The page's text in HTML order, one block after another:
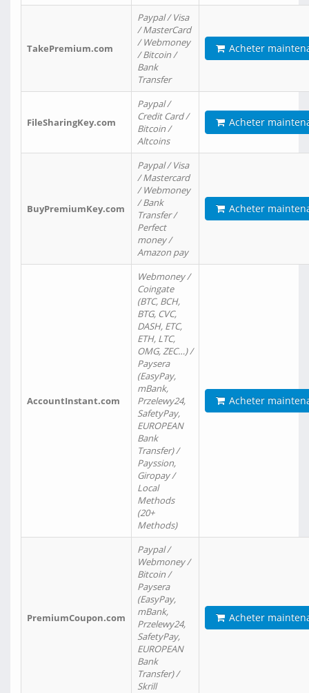
TakePremium.com
Paypal / Visa
/ MasterCard
/ Webmoney
/ Bitcoin /
Bank
Transfer
Acheter
FileSharingKey.com
Paypal /
Credit Card /
Bitcoin /
Altcoins
Acheter
BuyPremiumKey.com
Paypal / Visa
/ Mastercard
/ Webmoney
/ Bank
Transfer /
Perfect
money /
Amazon pay
Acheter
AccountInstant.com
Webmoney /
Coingate
(BTC, BCH,
BTG, CVC,
DASH, ETC,
ETH, LTC,
OMG, ZEC…) /
Paysera
(EasyPay,
mBank,
Przelewy24,
SafetyPay,
EUROPEAN
Bank
Transfer) /
Payssion,
Giropay /
Local
Methods
(20+
Methods)
Acheter
PremiumCoupon.com
Paypal /
Webmoney /
Bitcoin /
Paysera
(EasyPay,
mBank,
Przelewy24,
SafetyPay,
EUROPEAN
Bank
Transfer) /
Skrill
Acheter